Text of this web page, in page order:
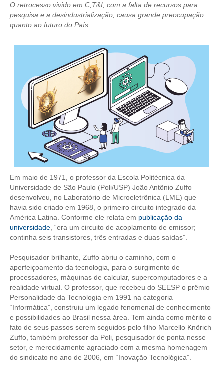
COMPOSIÇÃO
CONSELHOS ASSESSORES
PERSONALIDADES DA TECNOLOGIA
NÚCLEO DA MULHER ENGENHEIRA
TRANSPARÊNCIA
JURÍDICO
CONSULTORIA
ACORDOS, CONVENÇÕES E DISSÍDIOS
CONTRIBUIÇÃO ASSISTENCIAL
CONTRIBUIÇÃO ASSOCIATIVA OU ANUIDADE DE SÓCIO
CONTRIBUIÇÃO SINDICAL URBANA
FGTS EXPURGOS
LEGISLAÇÃO
LEI 4.950-A/1966 – PISO SALARIAL
LEI 5.194/1966 – REGULAMENTAÇÃO DA PROFISSÃO
O retrocesso vivido em C,T&I, com a falta de recursos para
pesquisa e a desindustrialização, causa grande preocupação
quanto ao futuro do País.
Em maio de 1971, o professor da Escola Politécnica da
Universidade de São Paulo (Poli/USP) João Antônio Zuffo
desenvolveu, no Laboratório de Microeletrônica (LME) que
havia sido criado em 1968, o primeiro circuito integrado da
América Latina. Conforme ele relata em publicação da
universidade, “era um circuito de acoplamento de emissor;
continha seis transistores, três entradas e duas saídas”.
Pesquisador brilhante, Zuffo abriu o caminho, com o
aperfeiçoamento da tecnologia, para o surgimento de
processadores, máquinas de calcular, supercomputadores e a
realidade virtual. O professor, que recebeu do SEESP o prêmio
Personalidade da Tecnologia em 1991 na categoria
“Informática”, construiu um legado fenomenal de conhecimento
e possibilidades ao Brasil nessa área. Tem ainda como mérito o
fato de seus passos serem seguidos pelo filho Marcello Knörich
Zuffo, também professor da Poli, pesquisador de ponta nesse
setor, e merecidamente agraciado com a mesma homenagem
do sindicato no ano de 2006, em “Inovação Tecnológica”.